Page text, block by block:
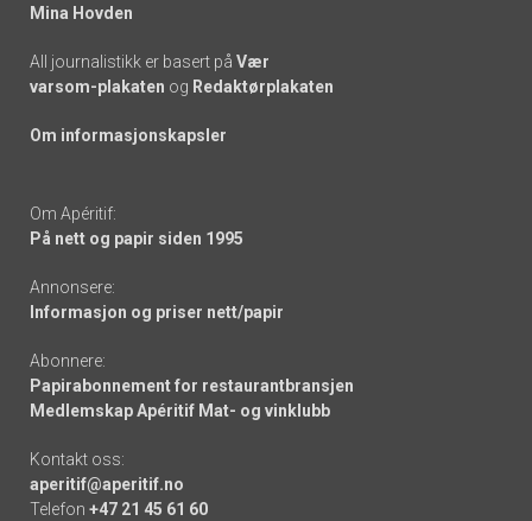
Mina Hovden
All journalistikk er basert på Vær
varsom-plakaten og Redaktørplakaten
Om informasjonskapsler
Om Apéritif:
På nett og papir siden 1995
Annonsere:
Informasjon og priser nett/papir
Abonnere:
Papirabonnement for restaurantbransjen
Medlemskap Apéritif Mat- og vinklubb
Kontakt oss:
aperitif@aperitif.no
Telefon +47 21 45 61 60